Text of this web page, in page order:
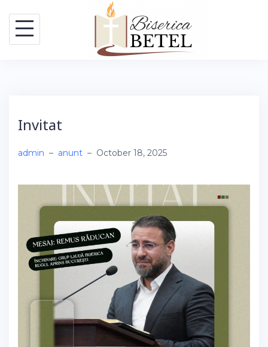
content
Invitat
admin – anunt – October 18, 2025